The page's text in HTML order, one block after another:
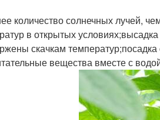
количество солнечных лучей,
в открытых
скачкам
вещества вместе с